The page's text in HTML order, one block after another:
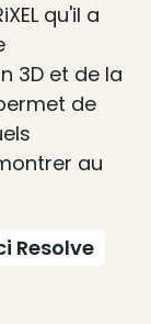
qu'il a
3D et de la
de
au
Resolve